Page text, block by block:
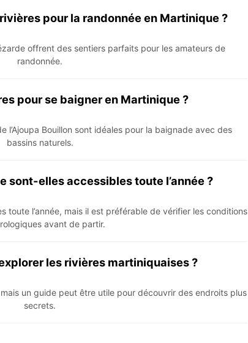
pour la randonnée en Martinique ?
offrent des sentiers parfaits pour les amateurs de
randonnée.
pour se baigner en Martinique ?
l’Ajoupa Bouillon sont idéales pour la baignade avec des
bassins naturels.
sont-elles accessibles toute l’année ?
toute l’année, mais il est préférable de vérifier les conditions
avant de partir.
les rivières martiniquaises ?
un guide peut être utile pour découvrir des endroits plus
secrets.